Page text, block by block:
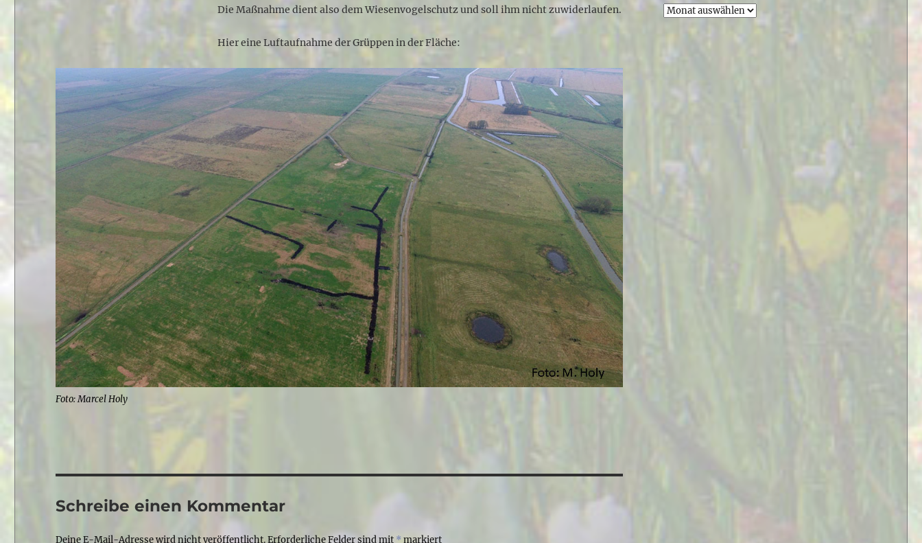
Die Maßnahme dient also dem Wiesenvogelschutz und soll ihm nicht zuwiderlaufen.
Hier eine Luftaufnahme der Grüppen in der Fläche:
Foto: Marcel Holy
Schreibe einen Kommentar
Deine E-Mail-Adresse wird nicht veröffentlicht.Erforderliche Felder sind mit * markiert
Archiv